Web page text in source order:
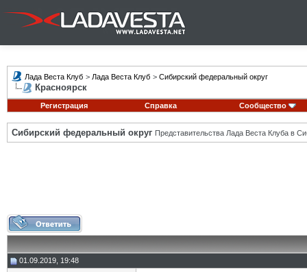
Лада Веста Клуб > Лада Веста Клуб > Сибирский федеральный округ
Красноярск
Регистрация Справка Сообщество
Сибирский федеральный округ Представительства Лада Веста Клуба в
01.09.2019, 19:48